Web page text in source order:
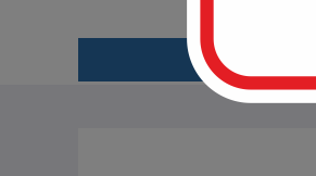
POPIS